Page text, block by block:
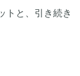
トと、引き続き